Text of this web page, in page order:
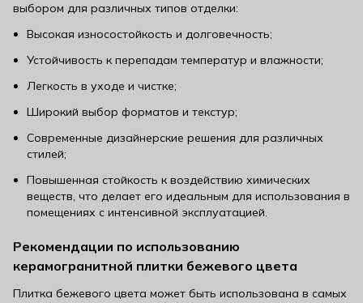
выбором для различных типов отделки:
Высокая износостойкость и долговечность;
Устойчивость к перепадам температур и влажности;
Легкость в уходе и чистке;
Широкий выбор форматов и текстур;
Современные дизайнерские решения для различных
стилей;
Повышенная стойкость к воздействию химических
веществ, что делает его идеальным для использования в
помещениях с интенсивной эксплуатацией.
Рекомендации по использованию
керамогранитной плитки бежевого цвета
Плитка бежевого цвета может быть использована в самых